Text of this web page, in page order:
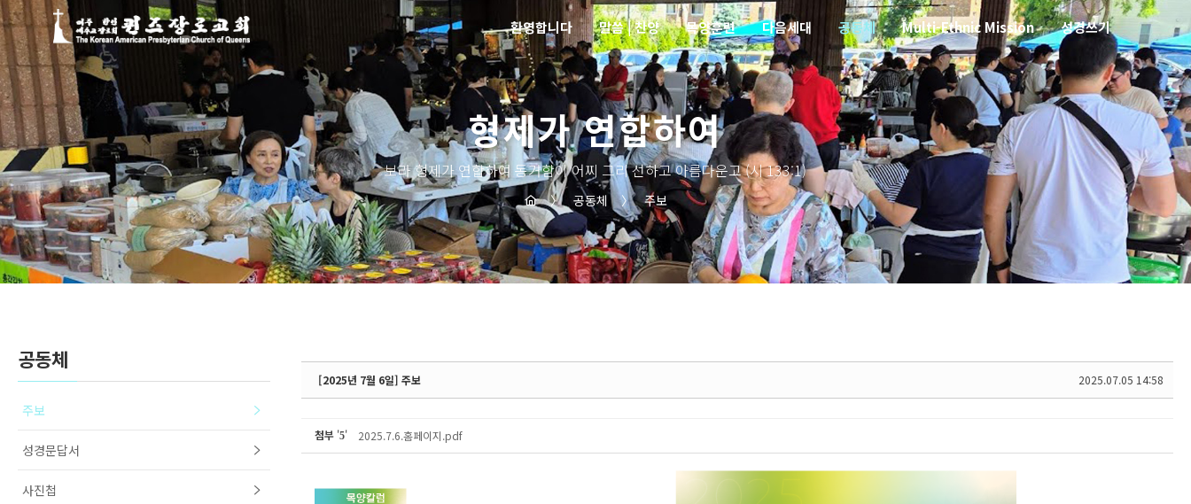
환영합니다 말씀 | 찬양 목양훈련 다음세대 공동체 Multi-Ethnic Mission 성경쓰기
형제가 연합하여
보라 형제가 연합하여 동거함이 어찌 그리 선하고 아름다운고 (시 133:1)
〉 공동체 〉 주보
2025.07.05 14:58
[2025년 7월 6일] 주보
첨부 '5' 2025.7.6.홈페이지.pdf
공동체
주보
성경문답서
사진첩